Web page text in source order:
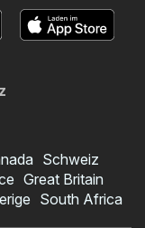
Schweiz
Great Britain
South Africa